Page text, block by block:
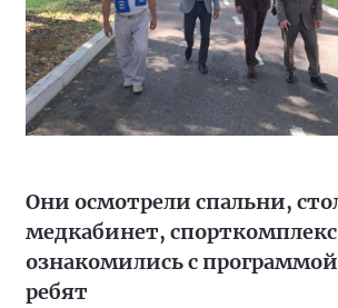
Они осмотрели спальни,
медкабинет,
ознакомились с программой
ребят